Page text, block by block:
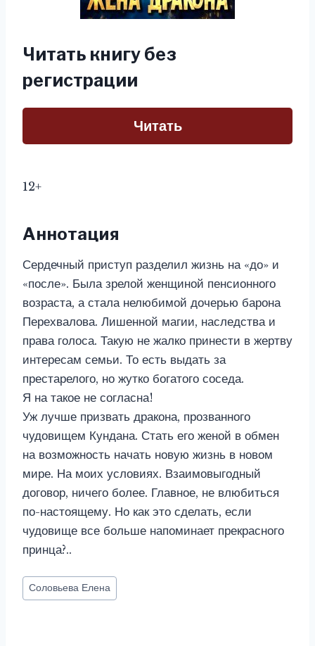
Читать книгу без
регистрации
Читать
12+
Аннотация
Сердечный приступ разделил жизнь на «до» и
«после». Была зрелой женщиной пенсионного
возраста, а стала нелюбимой дочерью барона
Перехвалова. Лишенной магии, наследства и
права голоса. Такую не жалко принести в жертву
интересам семьи. То есть выдать за
престарелого, но жутко богатого соседа.
Я на такое не согласна!
Уж лучше призвать дракона, прозванного
чудовищем Кундана. Стать его женой в обмен
на возможность начать новую жизнь в новом
мире. На моих условиях. Взаимовыгодный
договор, ничего более. Главное, не влюбиться
по-настоящему. Но как это сделать, если
чудовище все больше напоминает прекрасного
принца?..
Метки
записи:
Соловьева Елена